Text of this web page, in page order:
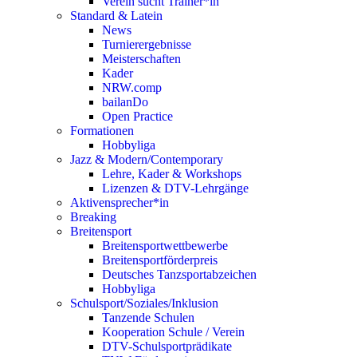
Standard & Latein
News
Turnierergebnisse
Meisterschaften
Kader
NRW.comp
bailanDo
Open Practice
Formationen
Hobbyliga
Jazz & Modern/Contemporary
Lehre, Kader & Workshops
Lizenzen & DTV-Lehrgänge
Aktivensprecher*in
Breaking
Breitensport
Breitensportwettbewerbe
Breitensportförderpreis
Deutsches Tanzsportabzeichen
Hobbyliga
Schulsport/Soziales/Inklusion
Tanzende Schulen
Kooperation Schule / Verein
DTV-Schulsportprädikate